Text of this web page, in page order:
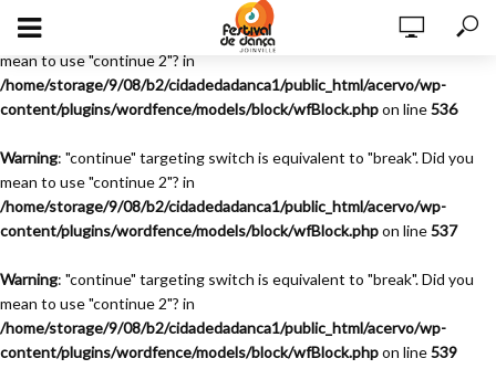
Warning
: "continue" targeting switch is equivalent to "break". Did you
mean to use "continue 2"? in
/home/storage/9/08/b2/cidadedadanca1/public_html/acervo/wp-
content/plugins/wordfence/models/block/wfBlock.phpon line536
Warning: "continue" targeting switch is equivalent to "break". Did you
mean to use "continue 2"? in
/home/storage/9/08/b2/cidadedadanca1/public_html/acervo/wp-
content/plugins/wordfence/models/block/wfBlock.phpon line537
Warning: "continue" targeting switch is equivalent to "break". Did you
mean to use "continue 2"? in
/home/storage/9/08/b2/cidadedadanca1/public_html/acervo/wp-
content/plugins/wordfence/models/block/wfBlock.phpon line539